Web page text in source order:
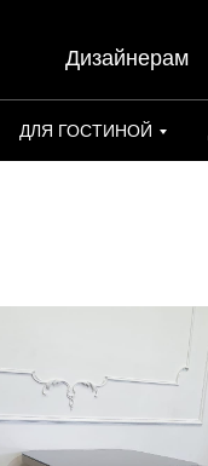
Дизайнерам
ДЛЯ ГОСТИНОЙ